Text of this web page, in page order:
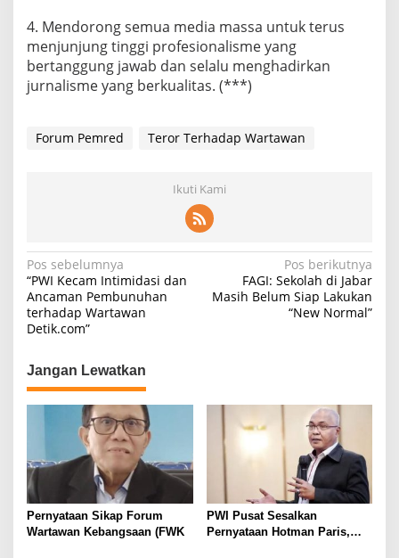
4. Mendorong semua media massa untuk terus
menjunjung tinggi profesionalisme yang
bertanggung jawab dan selalu menghadirkan
jurnalisme yang berkualitas. (***)
Forum Pemred Teror Terhadap Wartawan
Ikuti Kami
N
a
v
g
a
p
o
s
Pos sebelumnya
“PWI Kecam Intimidasi dan
Ancaman Pembunuhan
terhadap Wartawan
Detik.com”
Pos berikutnya
FAGI: Sekolah di Jabar
Masih Belum Siap Lakukan
“New Normal”
Jangan Lewatkan
Pernyataan Sikap Forum
Wartawan Kebangsaan (FWK
PWI Pusat Sesalkan
Pernyataan Hotman Paris,